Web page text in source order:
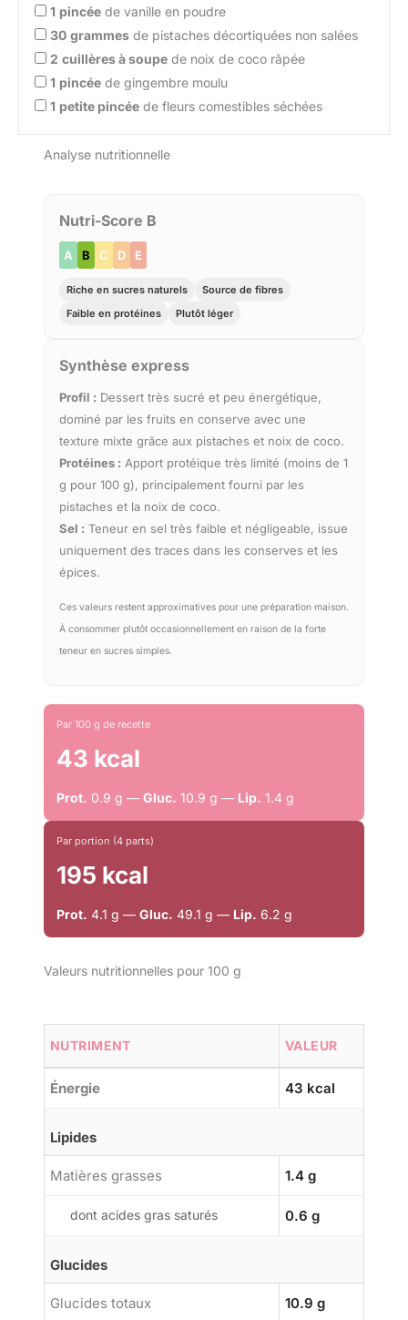
1 pincée de vanille en poudre
30 grammes de pistaches décortiquées non salées
2 cuillères à soupe de noix de coco râpée
1 pincée de gingembre moulu
1 petite pincée de fleurs comestibles séchées
Analyse nutritionnelle
Nutri-Score B
A B C D E
Riche en sucres naturels
Source de fibres
Faible en protéines
Plutôt léger
Synthèse express
Profil : Dessert très sucré et peu énergétique,
dominé par les fruits en conserve avec une
texture mixte grâce aux pistaches et noix de coco.
Protéines : Apport protéique très limité (moins de 1
g pour 100 g), principalement fourni par les
pistaches et la noix de coco.
Sel : Teneur en sel très faible et négligeable, issue
uniquement des traces dans les conserves et les
épices.
Ces valeurs restent approximatives pour une préparation maison.
À consommer plutôt occasionnellement en raison de la forte
teneur en sucres simples.
Par 100 g de recette
43 kcal
Prot. 0.9 g — Gluc. 10.9 g — Lip. 1.4 g
Par portion (4 parts)
195 kcal
Prot. 4.1 g — Gluc. 49.1 g — Lip. 6.2 g
Valeurs nutritionnelles pour 100 g
NUTRIMENT VALEUR
Énergie 43 kcal
Lipides
Matières grasses 1.4 g
dont acides gras saturés 0.6 g
Glucides
Glucides totaux 10.9 g